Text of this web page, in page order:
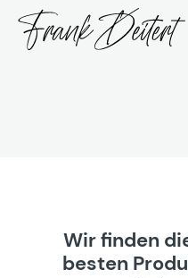
Wir finden
besten